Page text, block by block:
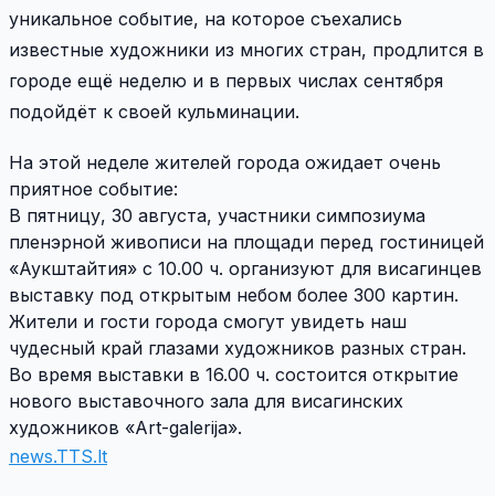
уникальное событие, на которое съехались
известные художники из многих стран, продлится в
городе ещё неделю и в первых числах сентября
подойдёт к своей кульминации.
На этой неделe жителей города ожидает очень
приятное событие:
В пятницу, 30 августа, участники симпозиума
пленэрной живописи на площади перед гостиницей
«Аукштайтия» с 10.00 ч. организуют для висагинцев
выставку под открытым небом более 300 картин.
Жители и гости города смогут увидеть наш
чудесный край глазами художников разных стран.
Во время выставки в 16.00 ч. состоится открытие
нового выставочного зала для висагинских
художников «Аrt-galerija».
news.TTS.lt